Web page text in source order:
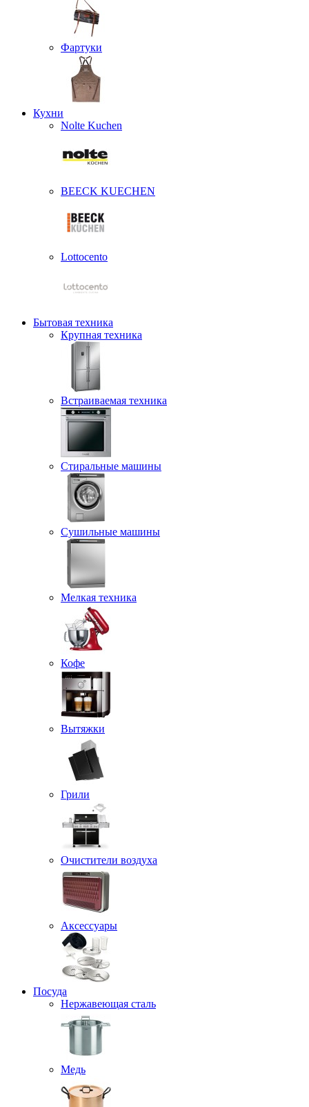
Фартуки
Кухни
Nolte Kuchen
BEECK KUECHEN
Lottocento
Бытовая техника
Крупная техника
Встраиваемая техника
Стиральные машины
Сушильные машины
Мелкая техника
Кофе
Вытяжки
Грили
Очистители воздуха
Аксессуары
Посуда
Нержавеющая сталь
Медь